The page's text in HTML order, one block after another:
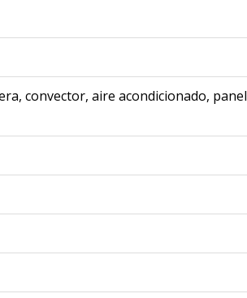
convector, aire acondicionado, panel